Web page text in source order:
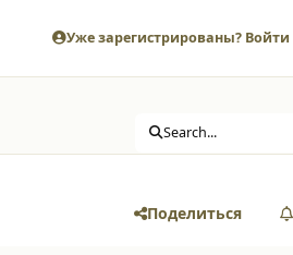
Уже зарегистрированы? Войти
Search...
Поделиться